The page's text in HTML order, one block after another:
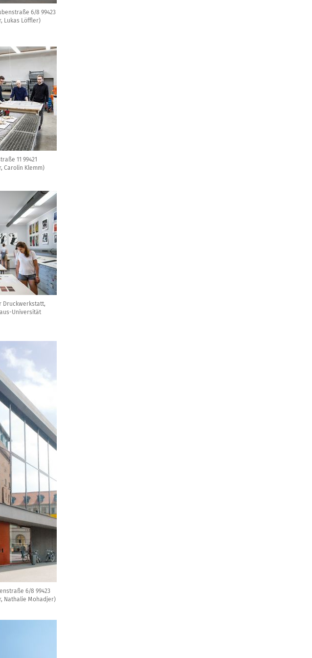
6/8 99423
Lukas Löffler)
11 99421
Carolin Klemm)
Druckwerkstatt,
Universität
6/8 99423
Nathalie Mohadjer)